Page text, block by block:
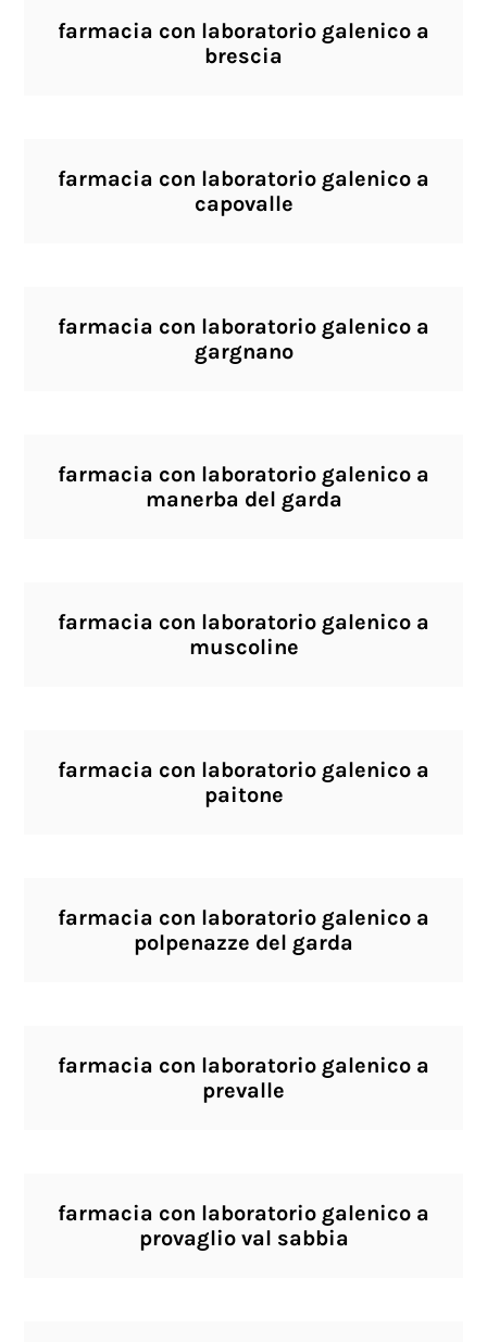
farmacia con laboratorio galenico a
brescia
farmacia con laboratorio galenico a
capovalle
farmacia con laboratorio galenico a
gargnano
farmacia con laboratorio galenico a
manerba del garda
farmacia con laboratorio galenico a
muscoline
farmacia con laboratorio galenico a
paitone
farmacia con laboratorio galenico a
polpenazze del garda
farmacia con laboratorio galenico a
prevalle
farmacia con laboratorio galenico a
provaglio val sabbia